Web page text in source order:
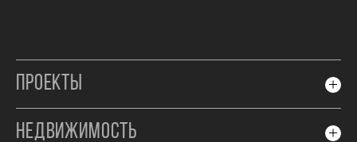
ПРОЕКТЫ
НЕДВИЖИМОСТЬ